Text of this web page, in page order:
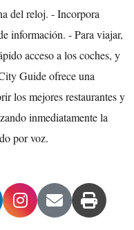
del reloj. - Incorpora
información. - Para viajar,
acceso a los coches, y
Guide ofrece una
los mejores restaurantes y
inmediatamente la
por voz.